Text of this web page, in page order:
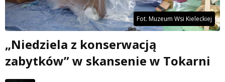
Fot. Muzeum Wsi Kieleckiej
„Niedziela z konserwacją
zabytków” w skansenie w Tokarni